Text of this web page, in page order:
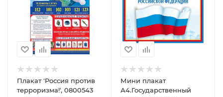
Плакат 'Россия против
терроризма!', 0800543
Мини плакат
А4.Государственный